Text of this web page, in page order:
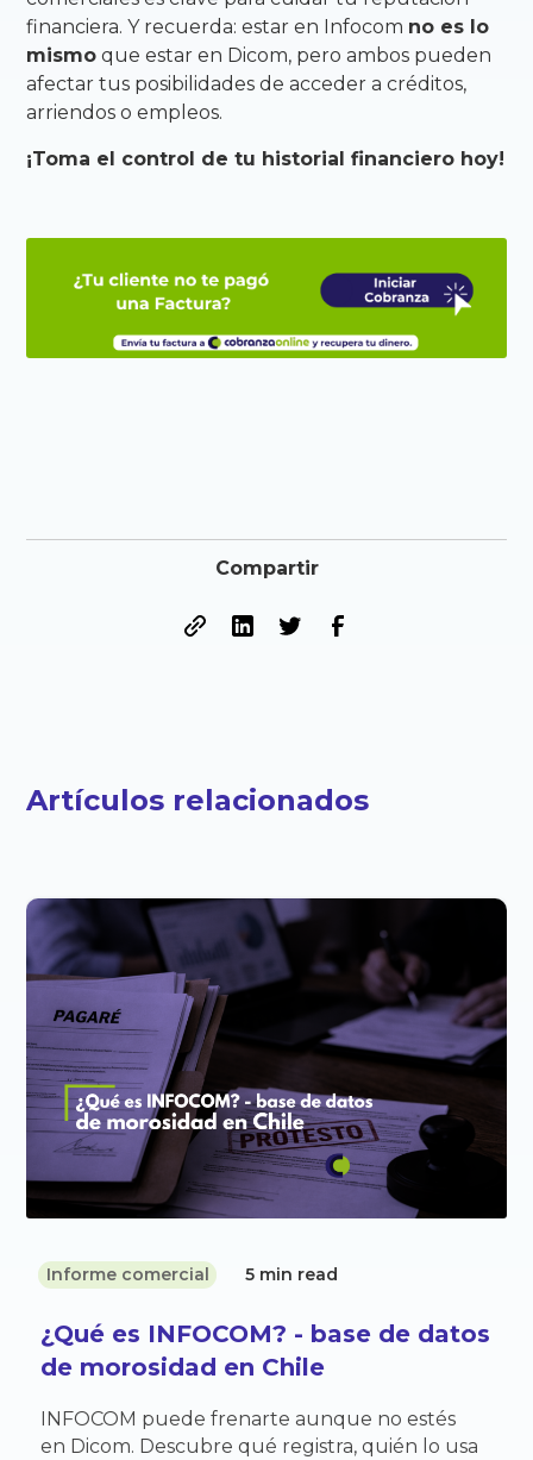
financiera. Y recuerda: estar en Infocom no es lo
mismo que estar en Dicom, pero ambos pueden
afectar tus posibilidades de acceder a créditos,
arriendos o empleos.
¡Toma el control de tu historial financiero hoy!
Compartir
Artículos relacionados
Informe comercial 5 min read
¿Qué es INFOCOM? - base de datos
de morosidad en Chile
INFOCOM puede frenarte aunque no estés
en Dicom. Descubre qué registra, quién lo usa